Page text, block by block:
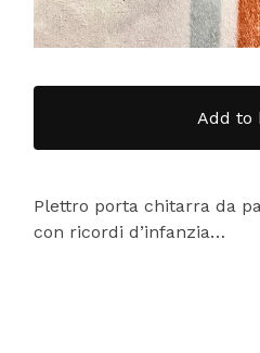
Add to
Plettro porta chitarra da
con ricordi d’infanzia…